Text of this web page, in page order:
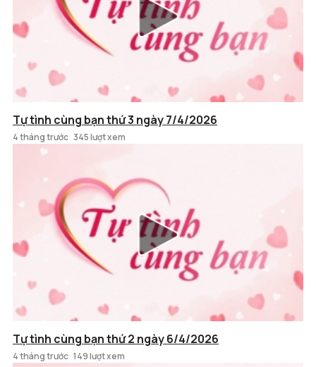
Tự tình cùng bạn thứ 3 ngày 7/4/2026
4 tháng trước 345 lượt xem
Tự tình cùng bạn thứ 2 ngày 6/4/2026
4 tháng trước 149 lượt xem